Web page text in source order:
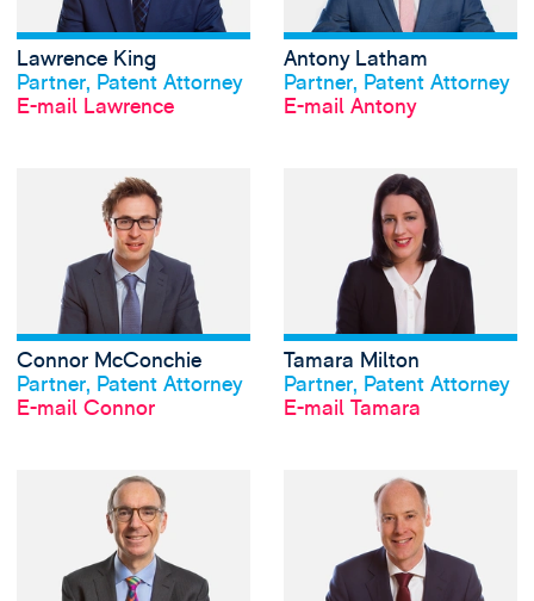
Profil anschauen
Lawrence King
Partner, Patent Attorney
E-mail Lawrence
Profil anschauen
Antony Latham
Partner, Patent Attorney
E-mail Antony
Profil anschauen
Connor McConchie
Partner, Patent Attorney
E-mail Connor
View Connor
Profil anschauen
Tamara Milton
Partner, Patent Attorney
E-mail Tamara
View Neil